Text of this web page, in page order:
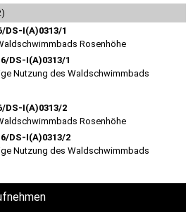
DS-I(A)0313/1
Rosenhöhe
DS-I(A)0313/1
Nutzung des Waldschwimmbads
DS-I(A)0313/2
Rosenhöhe
DS-I(A)0313/2
Nutzung des Waldschwimmbads